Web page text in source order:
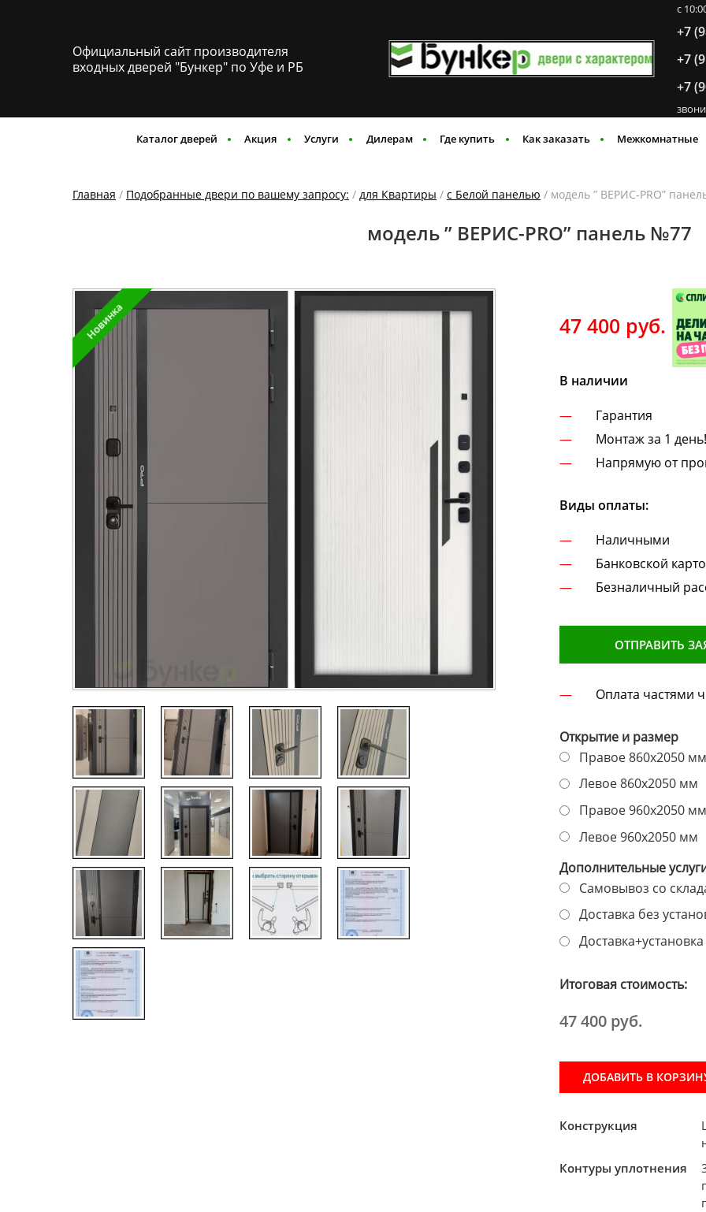
Официальный сайт производителя
входных дверей "Бункер" по Уфе и РБ
c
+7
+7
+7
Каталог дверей Акция Услуги Дилерам Где купить Как заказать Межкомнатные
Главная / Подобранные двери по вашему запросу: / для Квартиры / с Белой панелью / модель ” ВЕРИС-PRO”
модель ” ВЕРИС-PRO” панель №77
Новинка 47 400 руб.
В наличии
Гарантия
Монтаж за 1 день!
Напрямую от
Виды оплаты:
Наличными
Банковской
Безналичный
ОТПРАВИТЬ
Оплата частями
Открытие и размер
Правое 860х2050 мм
Левое 860х2050 мм
Правое 960х2050 мм
Левое 960х2050 мм
Дополнительные
Самовывоз со
Доставка без
Итоговая стоимость:
47 400 руб.
ДОБАВИТЬ В
Конструкция
Контуры уплотнения